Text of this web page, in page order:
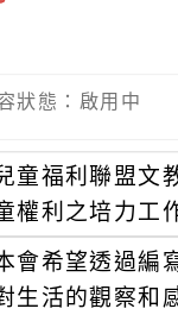
狀態：啟用中
童福利聯盟文
權利之培力工
會希望透過編
生活的觀察和